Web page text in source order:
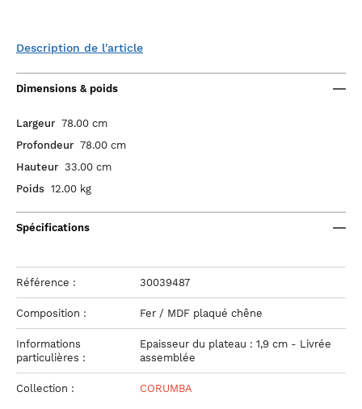
Description de l'article
Dimensions & poids
Largeur 78.00 cm
Profondeur 78.00 cm
Hauteur 33.00 cm
Poids 12.00 kg
Spécifications
Référence : 30039487
Composition : Fer / MDF plaqué chêne
Informations
particulières :
Epaisseur du plateau : 1,9 cm - Livrée
assemblée
Collection : CORUMBA